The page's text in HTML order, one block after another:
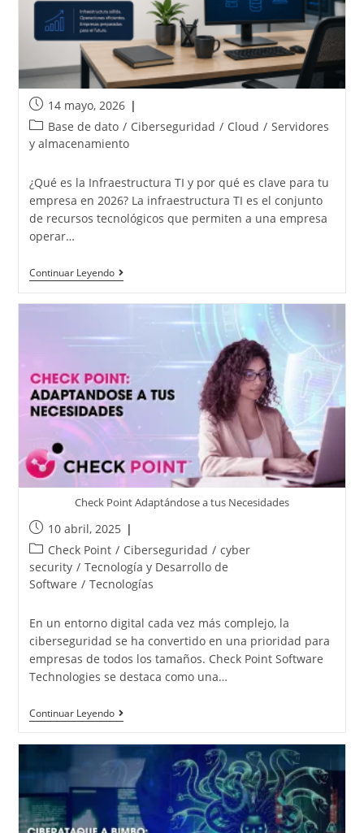
14 mayo, 2026
Base de dato / Ciberseguridad / Cloud / Servidores
y almacenamiento
¿Qué es la Infraestructura TI y por qué es clave para tu
empresa en 2026? La infraestructura TI es el conjunto
de recursos tecnológicos que permiten a una empresa
operar…
Continuar Leyendo
Check Point Adaptándose a tus Necesidades
10 abril, 2025
Check Point / Ciberseguridad / cyber
security / Tecnología y Desarrollo de
Software / Tecnologías
En un entorno digital cada vez más complejo, la
ciberseguridad se ha convertido en una prioridad para
empresas de todos los tamaños. Check Point Software
Technologies se destaca como una…
Continuar Leyendo